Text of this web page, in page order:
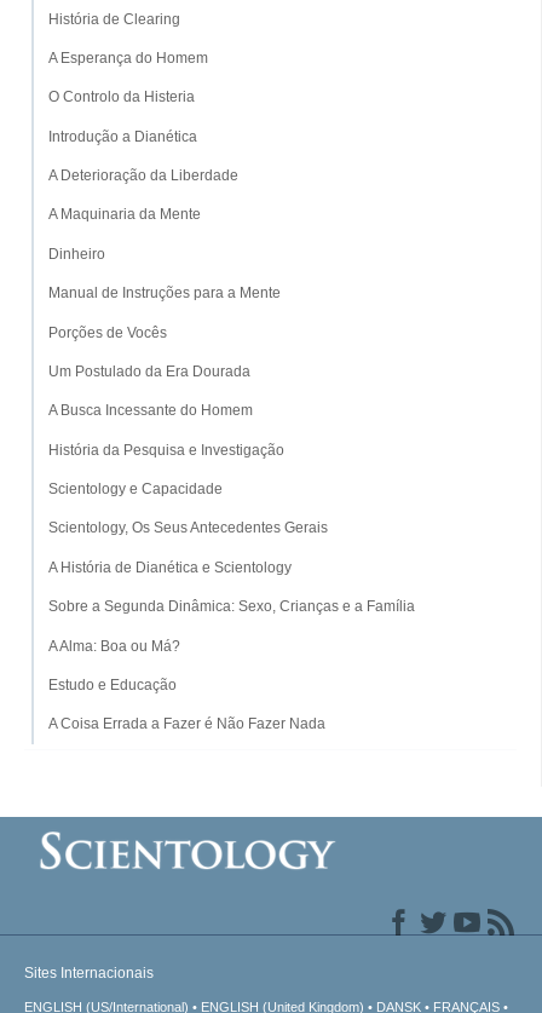
História de Clearing
A Esperança do Homem
O Controlo da Histeria
Introdução a Dianética
A Deterioração da Liberdade
A Maquinaria da Mente
Dinheiro
Manual de Instruções para a Mente
Porções de Vocês
Um Postulado da Era Dourada
A Busca Incessante do Homem
História da Pesquisa e Investigação
Scientology e Capacidade
Scientology, Os Seus Antecedentes Gerais
A História de Dianética e Scientology
Sobre a Segunda Dinâmica: Sexo, Crianças e a Família
A Alma: Boa ou Má?
Estudo e Educação
A Coisa Errada a Fazer é Não Fazer Nada
Sites Internacionais
ENGLISH (US/International) ENGLISH (United Kingdom) DANSK FRANÇAIS